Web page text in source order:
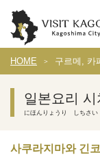
HOME 구르메, 카
일본요리
にほんりょうり しちさい
사쿠라지마와 긴